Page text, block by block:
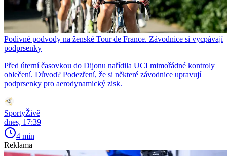
Podivné podvody na ženské Tour de France. Závodnice si vycpávají
podprsenky
Před úterní časovkou do Dijonu nařídila UCI mimořádné kontroly
oblečení. Důvod? Podezření, že si některé závodnice upravují
podprsenky pro aerodynamický zisk.
SportyŽivě
dnes, 17:39
4 min
Reklama